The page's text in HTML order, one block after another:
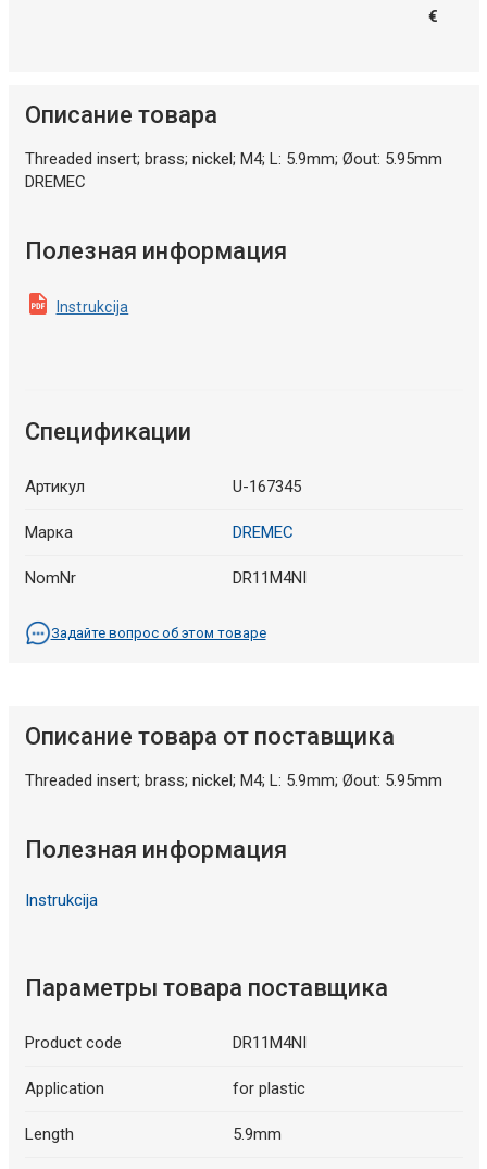
€
Описание товара
Threaded insert; brass; nickel; M4; L: 5.9mm; Øout: 5.95mm
DREMEC
Полезная информация
Instrukcija
Спецификации
Артикул U-167345
Марка DREMEC
NomNr DR11M4NI
Задайте вопрос об этом товаре
Описание товара от поставщика
Threaded insert; brass; nickel; M4; L: 5.9mm; Øout: 5.95mm
Полезная информация
Instrukcija
Параметры товара поставщика
Product code DR11M4NI
Application for plastic
Length 5.9mm